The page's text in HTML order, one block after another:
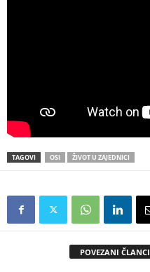
TAGOVI OSI ŽIVOT U ZAJEDNICI
POVEZANI ČLANCI